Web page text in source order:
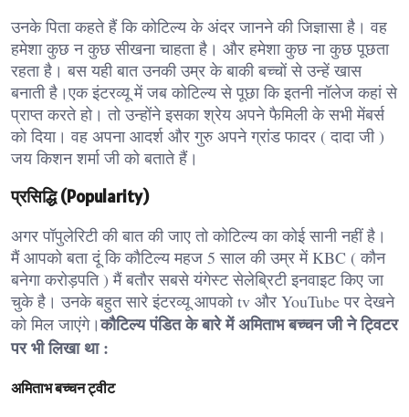
उनके पिता कहते हैं कि कोटिल्य के अंदर जानने की जिज्ञासा है। वह
हमेशा कुछ न कुछ सीखना चाहता है। और हमेशा कुछ ना कुछ पूछता
रहता है। बस यही बात उनकी उम्र के बाकी बच्चों से उन्हें खास
बनाती है।एक इंटरव्यू में जब कोटिल्य से पूछा कि इतनी नॉलेज कहां से
प्राप्त करते हो। तो उन्होंने इसका श्रेय अपने फैमिली के सभी मेंबर्स
को दिया। वह अपना आदर्श और गुरु अपने ग्रांड फादर ( दादा जी )
जय किशन शर्मा जी को बताते हैं।
प्रसिद्धि (Popularity)
अगर पॉपुलेरिटी की बात की जाए तो कोटिल्य का कोई सानी नहीं है।
मैं आपको बता दूं कि कौटिल्य महज 5 साल की उम्र में KBC ( कौन
बनेगा करोड़पति ) मैं बतौर सबसे यंगेस्ट सेलेब्रिटी इनवाइट किए जा
चुके है। उनके बहुत सारे इंटरव्यू आपको tv और YouTube पर देखने
को मिल जाएंगे।कौटिल्य पंडित के बारे में अमिताभ बच्चन जी ने ट्विटर
पर भी लिखा था :
अमिताभ बच्चन ट्वीट